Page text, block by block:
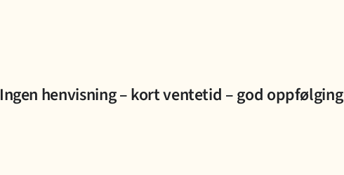
Ingen henvisning – kort ventetid – god oppfølging